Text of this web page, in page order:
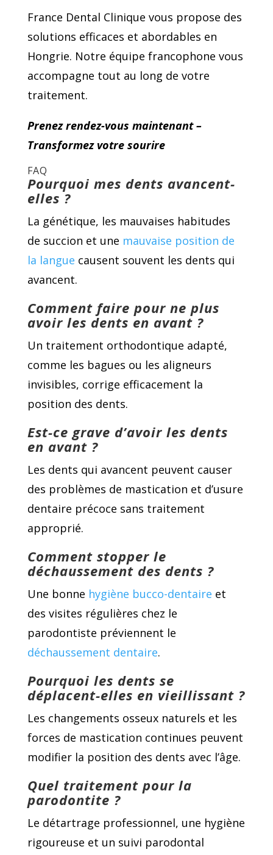
France Dental Clinique vous propose des
solutions efficaces et abordables en
Hongrie. Notre équipe francophone vous
accompagne tout au long de votre
traitement.
Prenez rendez-vous maintenant –
Transformez votre sourire
FAQ
Pourquoi mes dents avancent-
elles ?
La génétique, les mauvaises habitudes
de succion et une mauvaise position de
la langue causent souvent les dents qui
avancent.
Comment faire pour ne plus
avoir les dents en avant ?
Un traitement orthodontique adapté,
comme les bagues ou les aligneurs
invisibles, corrige efficacement la
position des dents.
Est-ce grave d’avoir les dents
en avant ?
Les dents qui avancent peuvent causer
des problèmes de mastication et d’usure
dentaire précoce sans traitement
approprié.
Comment stopper le
déchaussement des dents ?
Une bonne hygiène bucco-dentaire et
des visites régulières chez le
parodontiste préviennent le
déchaussement dentaire.
Pourquoi les dents se
déplacent-elles en vieillissant ?
Les changements osseux naturels et les
forces de mastication continues peuvent
modifier la position des dents avec l’âge.
Quel traitement pour la
parodontite ?
Le détartrage professionnel, une hygiène
rigoureuse et un suivi parodontal